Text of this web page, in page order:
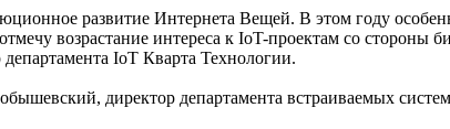
развитие Интернета Вещей. В этом году
возрастание интереса к IoT-проектам со стороны
IoT Кварта Технологии.
директор департамента встраиваемых